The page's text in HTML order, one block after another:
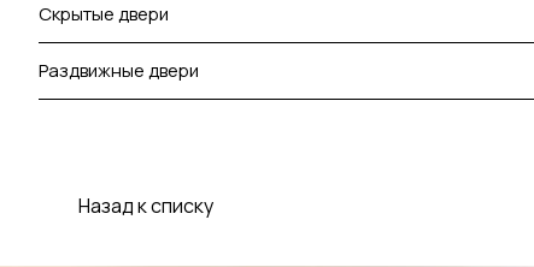
Скрытые двери
Раздвижные двери
Назад к списку